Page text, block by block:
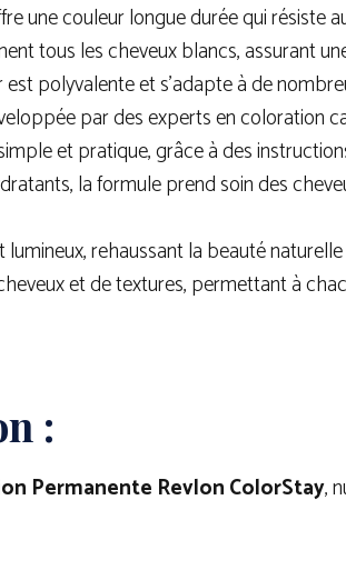
une couleur longue durée qui résiste
tous les cheveux blancs, assurant
polyvalente et s’adapte à de
par des experts en coloration
et pratique, grâce à des
la formule prend soin des
rehaussant la beauté
et de textures, permettant à
:
Permanente Revlon ColorStay,